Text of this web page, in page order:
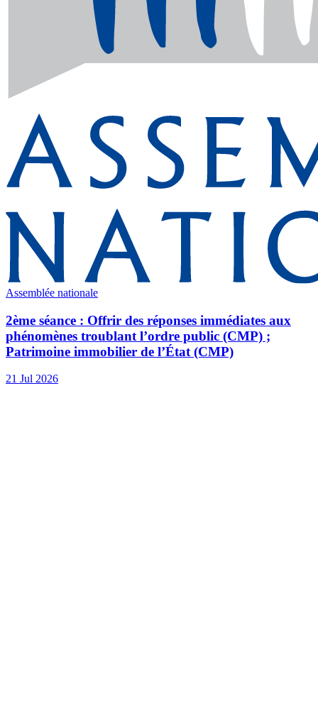
Assemblée nationale
2ème séance : Offrir des réponses immédiates aux
phénomènes troublant l’ordre public (CMP) ;
Patrimoine immobilier de l’État (CMP)
21 Jul 2026